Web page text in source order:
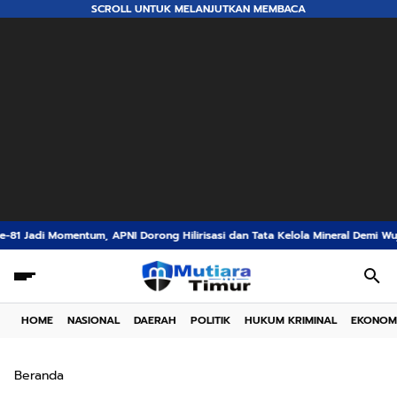
SCROLL UNTUK MELANJUTKAN MEMBACA
Dorong Hilirisasi dan Tata Kelola Mineral Demi Wujudkan Indonesia Negara
HOME NASIONAL DAERAH POLITIK HUKUM KRIMINAL
Beranda